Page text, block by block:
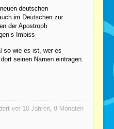
deutschen
im Deutschen zur
der Apostroph
Imbiss
so wie es ist, wer es
seinen Namen eintragen.
vor 10 Jahren, 8 Monaten